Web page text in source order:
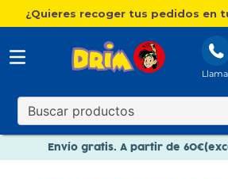
¿Quieres recoger tus pedidos en
Envío gratis. A partir de